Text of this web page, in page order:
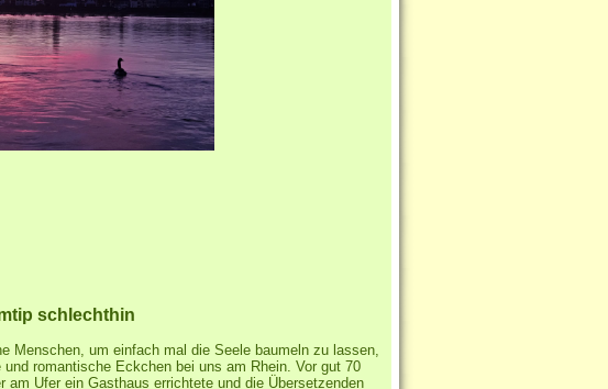
schlechthin
Menschen, um einfach mal die Seele baumeln zu lassen,
romantische Eckchen bei uns am Rhein. Vor gut 70
am Ufer ein Gasthaus errichtete und die Übersetzenden